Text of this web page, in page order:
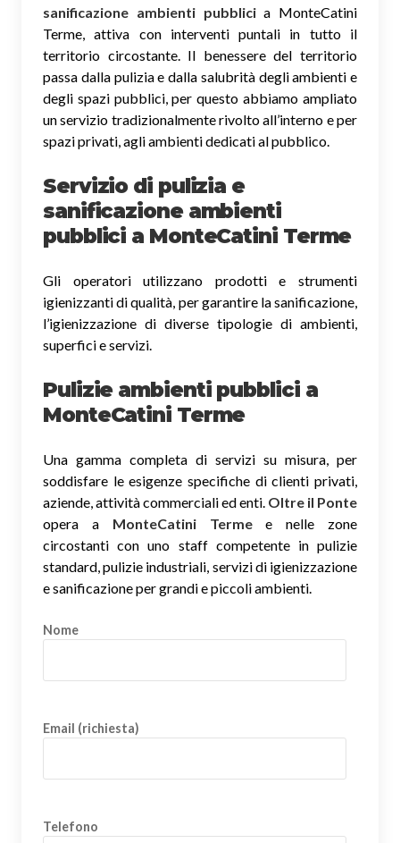
sanificazione ambienti pubblicia MonteCatini
Terme, attiva con interventi puntali in tutto il
territorio circostante. Il benessere del territorio
passa dalla pulizia e dalla salubrità degli ambienti e
degli spazi pubblici, per questo abbiamo ampliato
un servizio tradizionalmente rivolto all’interno e per
spazi privati, agli ambienti dedicati al pubblico.
Servizio di pulizia e
sanificazione ambienti
pubblici a MonteCatini Terme
Gli operatori utilizzano prodotti e strumenti
igienizzanti di qualità, per garantire la sanificazione,
l’igienizzazione di diverse tipologie di ambienti,
superfici e servizi.
Pulizie ambienti pubblici a
MonteCatini Terme
Una gamma completa di servizi su misura, per
soddisfare le esigenze specifiche di clienti privati,
aziende, attività commerciali ed enti. Oltre il Ponte
opera a MonteCatini Termee nelle zone
circostanti con uno staff competente in pulizie
standard, pulizie industriali, servizi di igienizzazione
e sanificazione per grandi e piccoli ambienti.
Nome
Email (richiesta)
Telefono